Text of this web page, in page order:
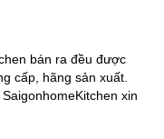
bán ra đều được
cấp, hãng sản xuất.
xin